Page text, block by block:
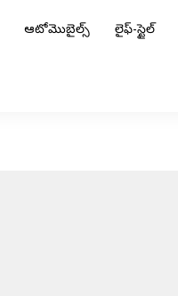
ఆటోమొబైల్స్ లైఫ్-స్టైల్